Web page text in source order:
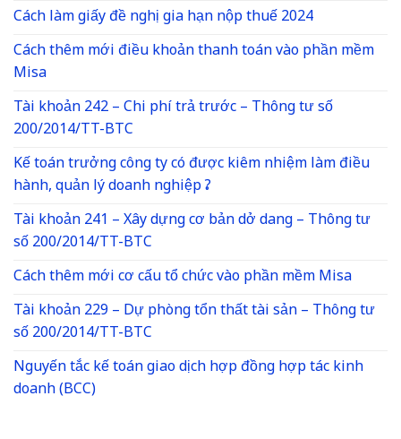
Cách làm giấy đề nghị gia hạn nộp thuế 2024
Cách thêm mới điều khoản thanh toán vào phần mềm
Misa
Tài khoản 242 – Chi phí trả trước – Thông tư số
200/2014/TT-BTC
Kế toán trưởng công ty có được kiêm nhiệm làm điều
hành, quản lý doanh nghiệp ?
Tài khoản 241 – Xây dựng cơ bản dở dang – Thông tư
số 200/2014/TT-BTC
Cách thêm mới cơ cấu tổ chức vào phần mềm Misa
Tài khoản 229 – Dự phòng tổn thất tài sản – Thông tư
số 200/2014/TT-BTC
Nguyến tắc kế toán giao dịch hợp đồng hợp tác kinh
doanh (BCC)